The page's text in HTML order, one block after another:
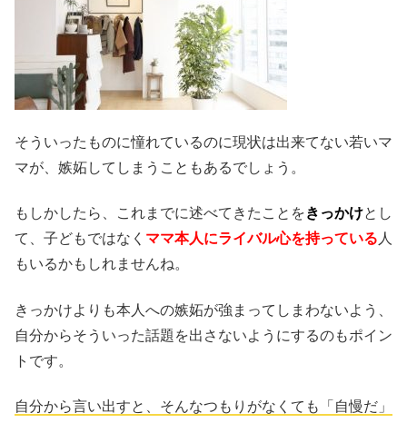
そういったものに憧れているのに現状は出来てない若いマ
マが、嫉妬してしまうこともあるでしょう。
もしかしたら、これまでに述べてきたことをきっかけとし
て、子どもではなく ママ本人にライバル心を持っている 人
もいるかもしれませんね。
きっかけよりも本人への嫉妬が強まってしまわないよう、
自分からそういった話題を出さないようにするのもポイン
トです。
自分から言い出すと、そんなつもりがなくても「自慢だ」